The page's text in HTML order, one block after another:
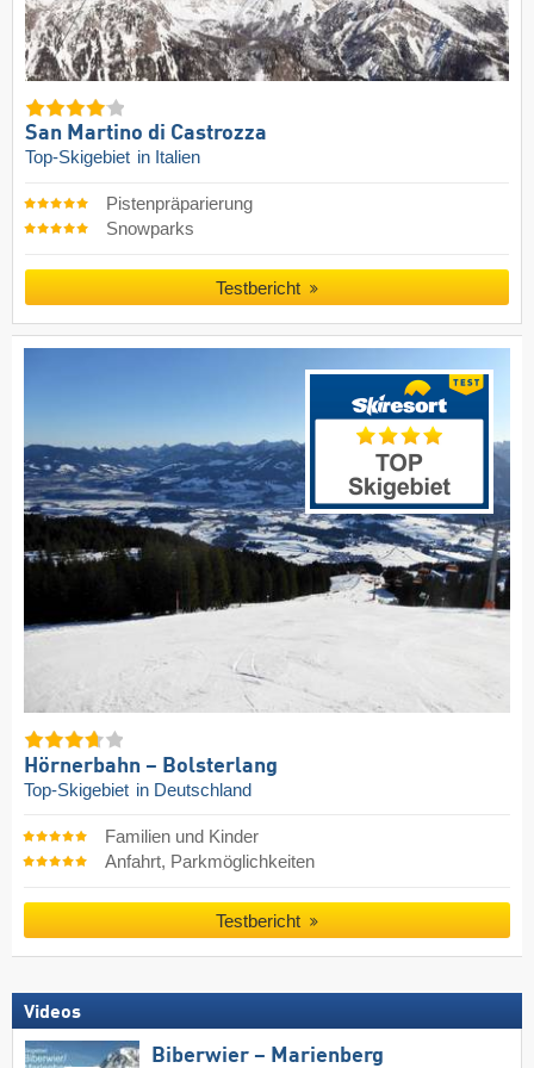
San Martino di Castrozza
Top-Skigebiet in Italien
Pistenpräparierung
Snowparks
Testbericht
Hörnerbahn – Bolsterlang
Top-Skigebiet in Deutschland
Familien und Kinder
Anfahrt, Parkmöglichkeiten
Testbericht
Videos
Biberwier – Marienberg